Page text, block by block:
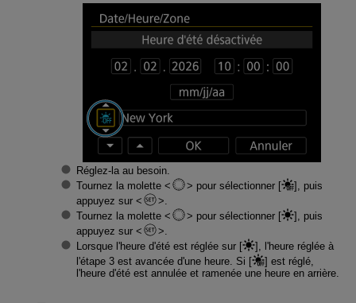
Réglez-la au besoin.
Tournez la molette
pour sélectionner [
], puis
appuyez sur
Tournez la molette
pour sélectionner [
], puis
appuyez sur
Lorsque l'heure d'été est réglée sur [
], l'heure réglée à
l'étape 3 est avancée d'une heure. Si [
] est réglé,
l'heure d'été est annulée et ramenée une heure en arrière.